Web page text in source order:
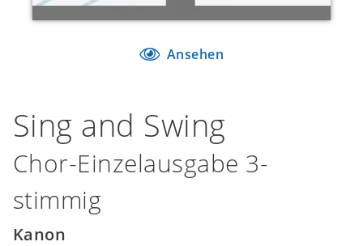
Ansehen
Sing and Swing
Chor-Einzelausgabe 3-
stimmig
Kanon